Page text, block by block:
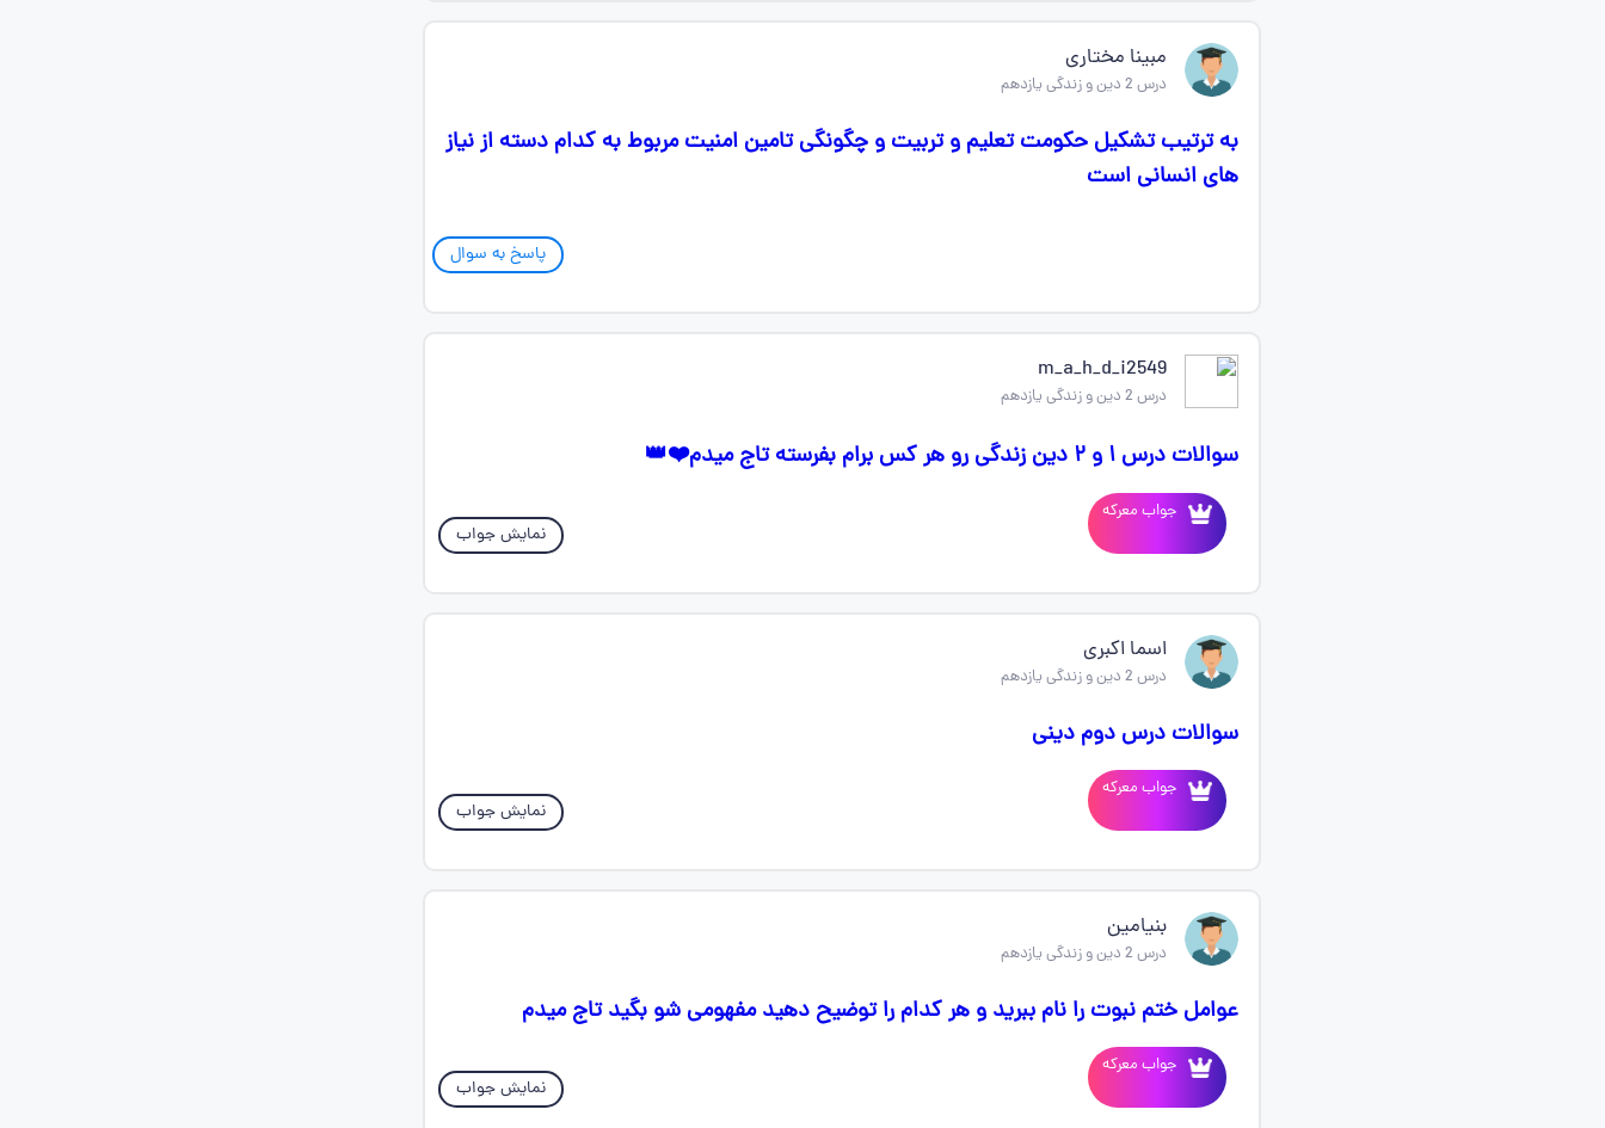
مبینا مختاری
درس 2 دین و زندگی یازدهم
به ترتیب تشکیل حکومت تعلیم و تربیت و چگونگی تامین امنیت مربوط به کدام دسته از نیاز
های انسانی است
پاسخ به سوال
m_a_h_d_i2549
درس 2 دین و زندگی یازدهم
سوالات درس ۱ و ۲ دین زندگی رو هر کس برام بفرسته تاج میدم❤️👑
جواب معرکه
نمایش جواب
اسما اکبری
درس 2 دین و زندگی یازدهم
سوالات درس دوم دینی
جواب معرکه
نمایش جواب
بنیامین
درس 2 دین و زندگی یازدهم
عوامل ختم نبوت را نام ببرید و هر کدام را توضیح دهید مفهومی شو بگید تاج میدم
جواب معرکه
نمایش جواب